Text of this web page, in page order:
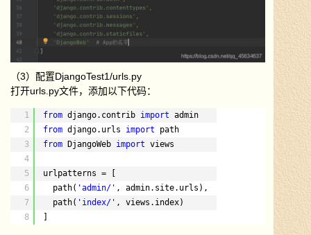
（3）配置DjangoTest1/urls.py
打开urls.py文件，添加以下代码：
1
2
3
4
5
6
7
8
from django.contrib import admin
from django.urls import
path
from
DjangoWeb import views
urlpatterns =
path( 'admin/' , admin.site.urls),
path( 'index/' , views.index)